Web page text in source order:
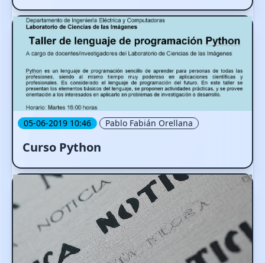
05-06-2019 10:46 Pablo Fabián Orellana
Curso Python